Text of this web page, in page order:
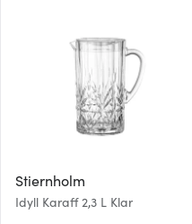
Stiernholm
Idyll Karaff 2,3 L Klar